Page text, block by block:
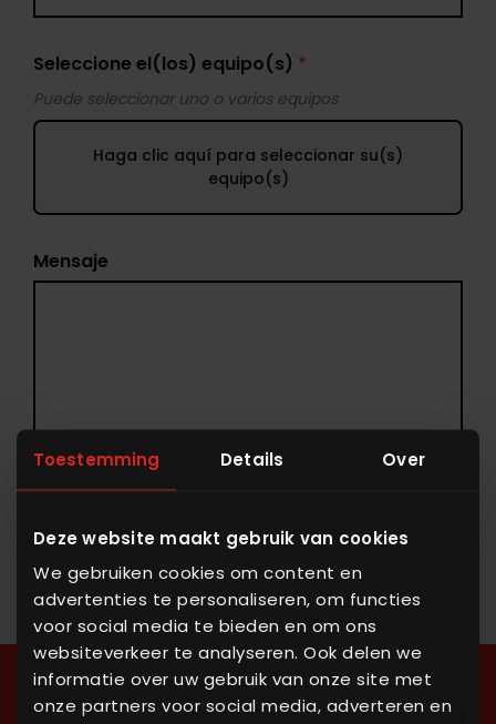
Toestemming Details Over
Deze website maakt gebruik van cookies
We gebruiken cookies om content en
advertenties te personaliseren, om functies
voor social media te bieden en om ons
websiteverkeer te analyseren. Ook delen we
informatie over uw gebruik van onze site met
onze partners voor social media, adverteren en
Seleccione el(los) equipo(s) *
Puede seleccionar uno o varios equipos
Haga clic aquí para seleccionar su(s)
equipo(s)
Mensaje
Acepto lapolítica de privacidad
Solicitar presupuesto